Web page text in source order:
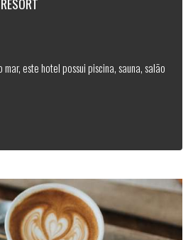
este hotel possui piscina, sauna, salão